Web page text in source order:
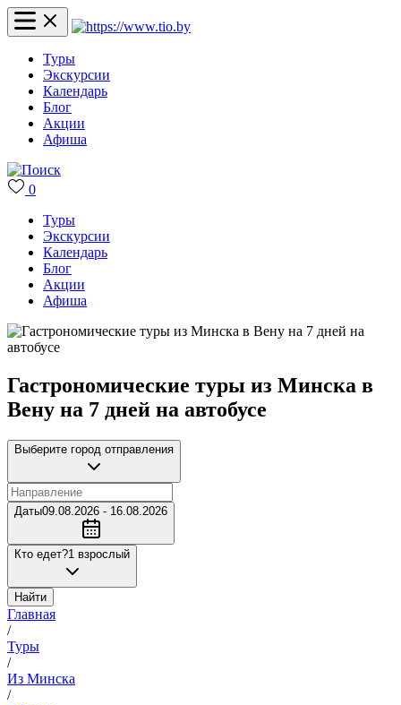
Туры
Экскурсии
Календарь
Блог
Акции
Афиша
0
Туры
Экскурсии
Календарь
Блог
Акции
Афиша
Гастрономические туры из Минска в
Вену на 7 дней на автобусе
Выберите город отправления
Даты09.08.2026 - 16.08.2026
Кто едет?1 взрослый
Найти
Главная
/
Туры
/
Из Минска
/